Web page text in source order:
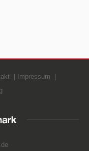
Impressum